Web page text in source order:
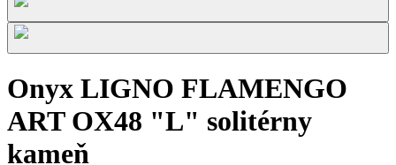
Onyx LIGNO FLAMENGO
ART OX48 "L" solitérny
kameň